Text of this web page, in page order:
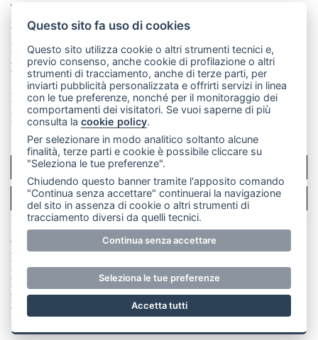
Telefono:
mail: redazione@merateonline.it
La redazione
CasateOnline LeccoOnline
RSS
Made by VIP
Privacy policy
Cookie policy
Rivedi le tue scelte sui cookie
SCRIVICI
PER LA TUA PUBBLICITÀ
© Copyright Merateonline S.r.l. - Tutti i diritti riservati.
E' proibita la riproduzione e pubblicazione anche
parziale di testi, articoli e immagini senza la
preventiva autorizzazione scritta dell'editore. RI Lecco
numero Rea LC 291.277 - Capitale sociale 10.329,14 €
Questo sito fa uso di cookies
Questo sito utilizza cookie o altri strumenti tecnici e,
previo consenso, anche cookie di profilazione o altri
strumenti di tracciamento, anche di terze parti, per
inviarti pubblicità personalizzata e offrirti servizi in linea
con le tue preferenze, nonché per il monitoraggio dei
comportamenti dei visitatori. Se vuoi saperne di più
consulta lacookie policy.
Per selezionare in modo analitico soltanto alcune
finalità, terze parti e cookie è possibile cliccare su
"Seleziona le tue preferenze".
Chiudendo questo banner tramite l'apposito comando
"Continua senza accettare" continuerai la navigazione
del sito in assenza di cookie o altri strumenti di
tracciamento diversi da quelli tecnici.
Continua senza accettare
Seleziona le tue preferenze
Accetta tutti